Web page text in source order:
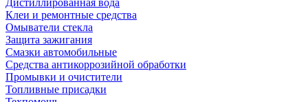
Дистиллированная вода
Клеи и ремонтные средства
Омыватели стекла
Защита зажигания
Смазки автомобильные
Средства антикоррозийной обработки
Промывки и очистители
Топливные присадки